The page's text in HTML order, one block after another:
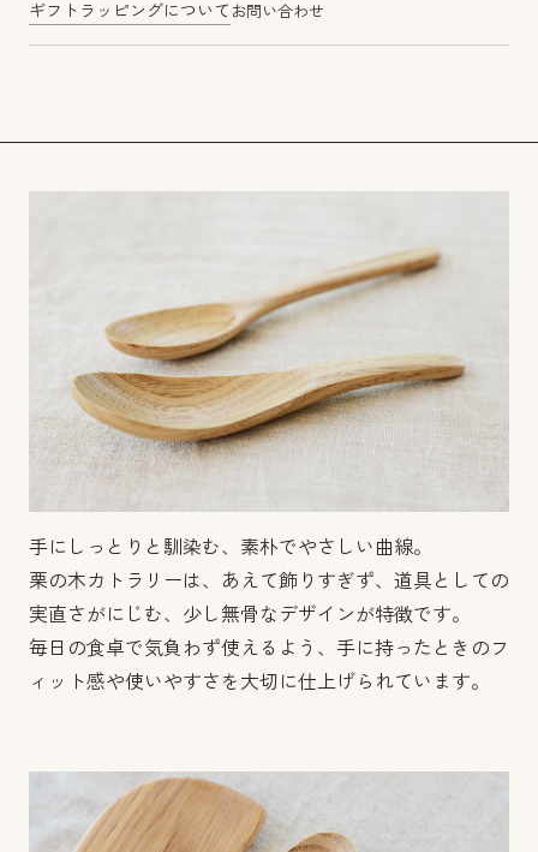
ギフトラッピングについて お問い合わせ
手にしっとりと馴染む、素朴でやさしい曲線。
栗の木カトラリーは、あえて飾りすぎず、道具としての
実直さがにじむ、少し無骨なデザインが特徴です。
毎日の食卓で気負わず使えるよう、手に持ったときのフ
ィット感や使いやすさを大切に仕上げられています。